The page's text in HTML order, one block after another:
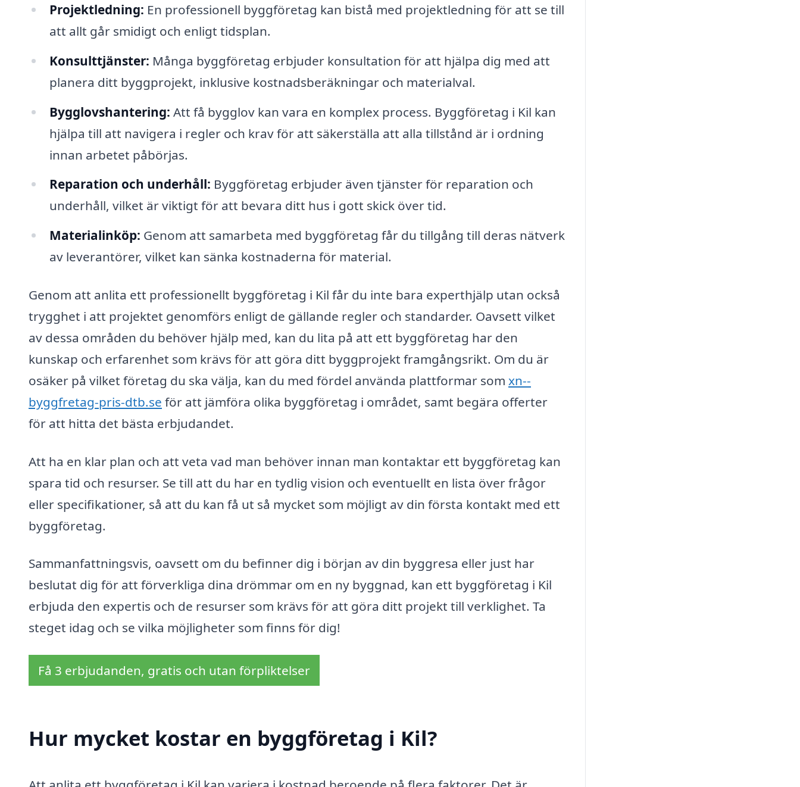
Projektledning: En professionell byggföretag kan bistå med projektledning för att se till
att allt går smidigt och enligt tidsplan.
Konsulttjänster: Många byggföretag erbjuder konsultation för att hjälpa dig med att
planera ditt byggprojekt, inklusive kostnadsberäkningar och materialval.
Bygglovshantering: Att få bygglov kan vara en komplex process. Byggföretag i Kil kan
hjälpa till att navigera i regler och krav för att säkerställa att alla tillstånd är i ordning
innan arbetet påbörjas.
Reparation och underhåll: Byggföretag erbjuder även tjänster för reparation och
underhåll, vilket är viktigt för att bevara ditt hus i gott skick över tid.
Materialinköp: Genom att samarbeta med byggföretag får du tillgång till deras nätverk
av leverantörer, vilket kan sänka kostnaderna för material.
Genom att anlita ett professionellt byggföretag i Kil får du inte bara experthjälp utan också
trygghet i att projektet genomförs enligt de gällande regler och standarder. Oavsett vilket
av dessa områden du behöver hjälp med, kan du lita på att ett byggföretag har den
kunskap och erfarenhet som krävs för att göra ditt byggprojekt framgångsrikt. Om du är
osäker på vilket företag du ska välja, kan du med fördel använda plattformar som xn--
byggfretag-pris-dtb.se för att jämföra olika byggföretag i området, samt begära offerter
för att hitta det bästa erbjudandet.
Att ha en klar plan och att veta vad man behöver innan man kontaktar ett byggföretag kan
spara tid och resurser. Se till att du har en tydlig vision och eventuellt en lista över frågor
eller specifikationer, så att du kan få ut så mycket som möjligt av din första kontakt med ett
byggföretag.
Sammanfattningsvis, oavsett om du befinner dig i början av din byggresa eller just har
beslutat dig för att förverkliga dina drömmar om en ny byggnad, kan ett byggföretag i Kil
erbjuda den expertis och de resurser som krävs för att göra ditt projekt till verklighet. Ta
steget idag och se vilka möjligheter som finns för dig!
Få 3 erbjudanden, gratis och utan förpliktelser
Hur mycket kostar en byggföretag i Kil?